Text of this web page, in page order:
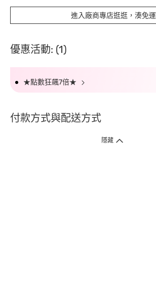
進入廠商專店逛逛，湊免運
優惠活動: (1)
★點數狂飆7倍★
付款方式與配送方式
隱藏